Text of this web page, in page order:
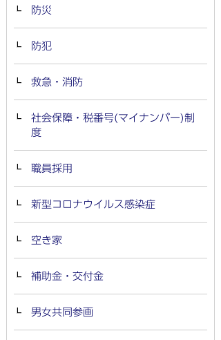
防災
防犯
救急・消防
社会保障・税番号(マイナンバー)制
度
職員採用
新型コロナウイルス感染症
空き家
補助金・交付金
男女共同参画